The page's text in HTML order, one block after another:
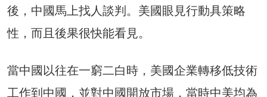
後，中國馬上找人談判。美國眼見行動具策略
性，而且後果很快能看見。
當中國以往在一窮二白時，美國企業轉移低技術
工作到中國，並對中國開放市場，當時中美均為